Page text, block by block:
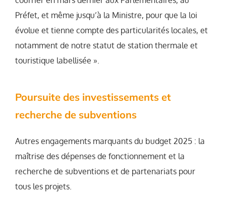
Préfet, et même jusqu’à la Ministre, pour que la loi
évolue et tienne compte des particularités locales, et
notamment de notre statut de station thermale et
touristique labellisée ».
Poursuite des investissements et
recherche de subventions
Autres engagements marquants du budget 2025 : la
maîtrise des dépenses de fonctionnement et la
recherche de subventions et de partenariats pour
tous les projets.